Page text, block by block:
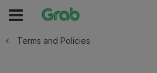
Terms and Policies